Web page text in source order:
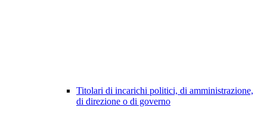
Titolari di incarichi politici, di amministrazione,
di direzione o di governo